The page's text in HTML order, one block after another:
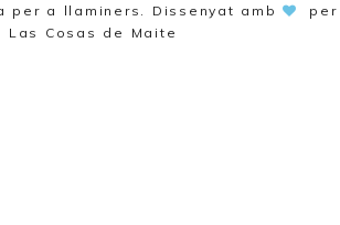
per a llaminers . Dissenyat amb
per
Las Cosas de Maite